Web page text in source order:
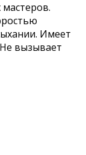
Имеет
вызывает